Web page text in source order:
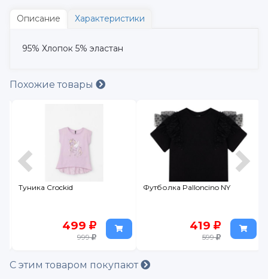
Описание Характеристики
95% Хлопок 5% эластан
Похожие товары
Туника Crockid
499
999
Футболка Palloncino NY
419
599
С этим товаром покупают